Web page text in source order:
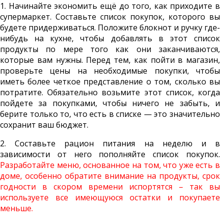
1. Начинайте экономить ещё до того, как приходите в
супермаркет. Составьте список покупок, которого вы
будете придерживаться. Положите блокнот и ручку где-
нибудь на кухне, чтобы добавлять в этот список
продукты по мере того как они заканчиваются,
которые вам нужны. Перед тем, как пойти в магазин,
проверьте цены на необходимые покупки, чтобы
иметь более четкое представление о том, сколько вы
потратите. Обязательно возьмите этот список, когда
пойдете за покупками, чтобы ничего не забыть, и
берите только то, что есть в списке — это значительно
сохранит ваш бюджет.
2. Составьте рацион питания на неделю и в
зависимости от него пополняйте список покупок.
Разработайте меню, основанное на том, что уже есть в
доме, особенно обратите внимание на продукты, срок
годности в скором времени испортятся – так вы
используете все имеющуюся остатки и покупаете
меньше.